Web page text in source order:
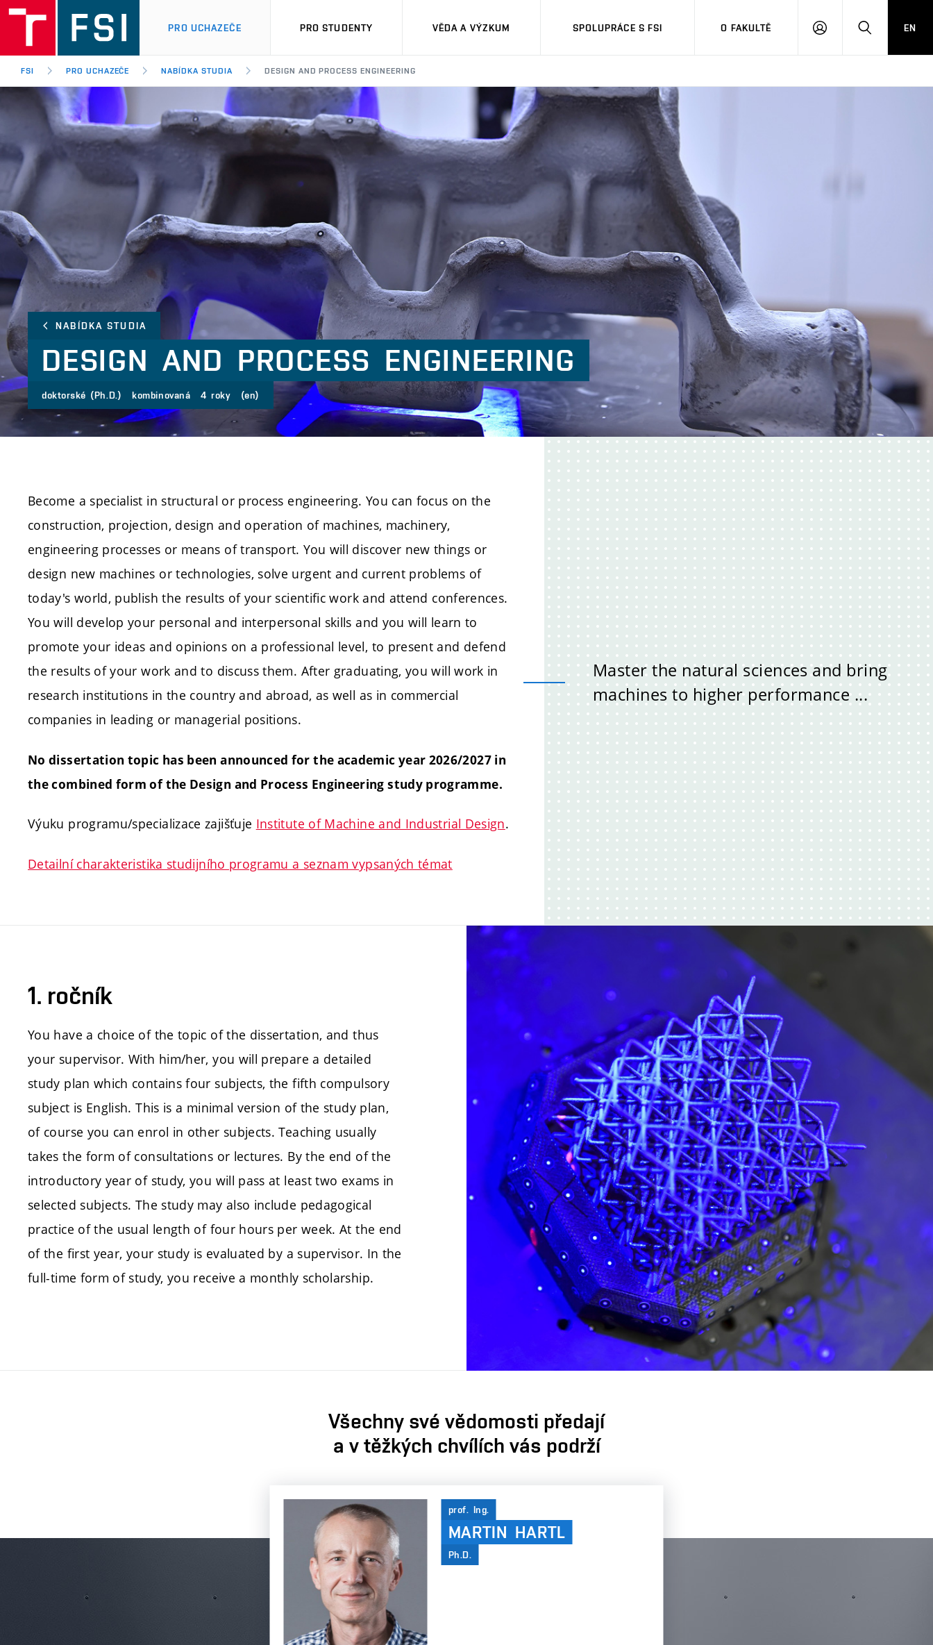
PRO UCHAZEČE PRO STUDENTY VĚDA A VÝZKUM SPOLUPRÁCE S FSI O FAKULTĚ
PŘIHLÁŠENÍHLEDAT
EN
FSI PRO UCHAZEČE NABÍDKA STUDIA DESIGN AND PROCESS ENGINEERING
NABÍDKA STUDIA
DESIGN AND PROCESS ENGINEERING
doktorské (Ph.D.) kombinovaná 4 roky (en)
Become a specialist in structural or process engineering. You can focus on the
construction, projection, design and operation of machines, machinery,
engineering processes or means of transport. You will discover new things or
design new machines or technologies, solve urgent and current problems of
today's world, publish the results of your scientific work and attend conferences.
You will develop your personal and interpersonal skills and you will learn to
promote your ideas and opinions on a professional level, to present and defend
the results of your work and to discuss them. After graduating, you will work in
research institutions in the country and abroad, as well as in commercial
companies in leading or managerial positions.
No dissertation topic has been announced for the academic year 2026/2027 in
the combined form of the Design and Process Engineering study programme.
Výuku programu/specializace zajišťuje Institute of Machine and Industrial Design.
Detailní charakteristika studijního programu a seznam vypsaných témat
Master the natural sciences and bring
machines to higher performance ...
1. ročník
You have a choice of the topic of the dissertation, and thus
your supervisor. With him/her, you will prepare a detailed
study plan which contains four subjects, the fifth compulsory
subject is English. This is a minimal version of the study plan,
of course you can enrol in other subjects. Teaching usually
takes the form of consultations or lectures. By the end of the
introductory year of study, you will pass at least two exams in
selected subjects. The study may also include pedagogical
practice of the usual length of four hours per week. At the end
of the first year, your study is evaluated by a supervisor. In the
full-time form of study, you receive a monthly scholarship.
Všechny své vědomosti předají
a v těžkých chvílích vás podrží
prof. Ing.
MARTIN HARTL
Ph.D.